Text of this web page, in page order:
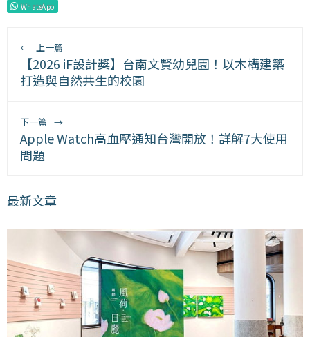
WhatsApp
← 上一篇
【2026 iF設計獎】台南文賢幼兒園！以木構建築
打造與自然共生的校園
下一篇 →
Apple Watch高血壓通知台灣開放！詳解7大使用
問題
最新文章